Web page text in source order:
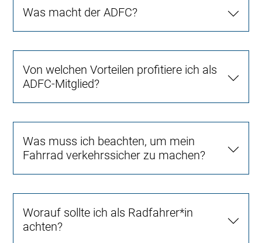
Was macht der ADFC?
Von welchen Vorteilen profitiere ich als
ADFC-Mitglied?
Was muss ich beachten, um mein
Fahrrad verkehrssicher zu machen?
Worauf sollte ich als Radfahrer*in
achten?